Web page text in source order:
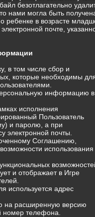
безотлагательно
нами могла быть
ребенке в возрасте
почте,
в том числе сбор и
которые необходимы
информацию в
исполнения
Пользователь
и паролю, а при
электронной почты.
Соглашению,
использования
и отображает в Игре
используется адрес
на расширенную версию
номер телефона.